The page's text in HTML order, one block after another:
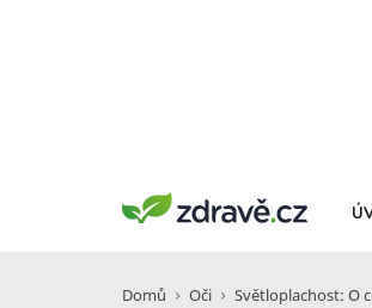
Domů Oči Světloplachost: O